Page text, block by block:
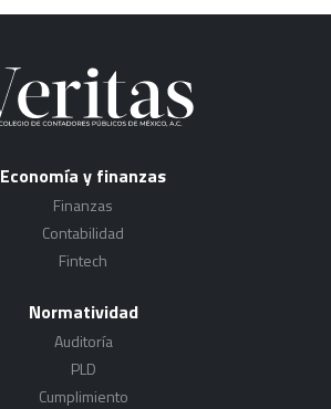
Economía y finanzas
Finanzas
Contabilidad
Fintech
Normatividad
Auditoría
PLD
Cumplimiento